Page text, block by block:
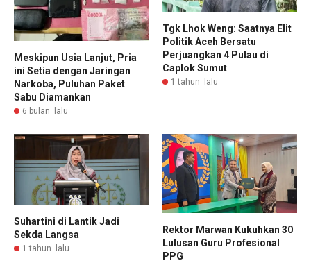
Meskipun Usia Lanjut, Pria
ini Setia dengan Jaringan
Narkoba, Puluhan Paket
Sabu Diamankan
6 bulan lalu
Tgk Lhok Weng: Saatnya Elit
Politik Aceh Bersatu
Perjuangkan 4 Pulau di
Caplok Sumut
1 tahun lalu
Suhartini di Lantik Jadi
Sekda Langsa
1 tahun lalu
Rektor Marwan Kukuhkan 30
Lulusan Guru Profesional
PPG